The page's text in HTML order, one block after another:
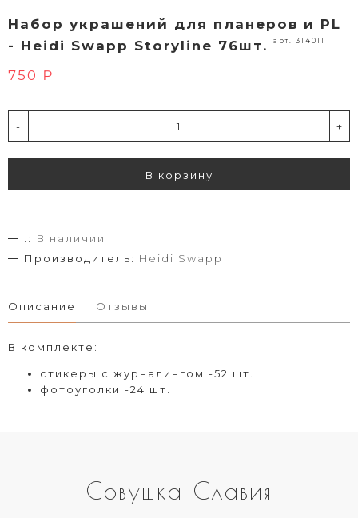
Набор украшений для планеров и PL
- Heidi Swapp Storyline 76шт.
арт. 314011
750 ₽
- +
В корзину
.:
В наличии
Производитель: Heidi Swapp
Описание Отзывы
В комплекте:
стикеры с журналингом -52 шт.
фотоуголки -24 шт.
Совушка Славия